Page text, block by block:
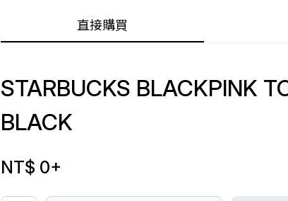
直接購買
STARBUCKS BLACKPINK
BLACK
NT$ 0+